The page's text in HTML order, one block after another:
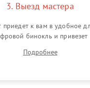
3. Выезд мастера
приедет к вам в удобное
бинокль и привезет
Подробнее